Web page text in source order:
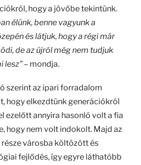
hogy a jövőbe tekintünk.
élünk, benne vagyunk a
és látjuk, hogy a régi már
de az újról még nem tudjuk
lesz”– mondja.
szerint az ipari forradalom
hogy elkezdtünk generációkról
ezelőtt annyira hasonló volt a fia
hogy nem volt indokolt. Majd az
városba költözött és
fejlődés, így egyre láthatóbb